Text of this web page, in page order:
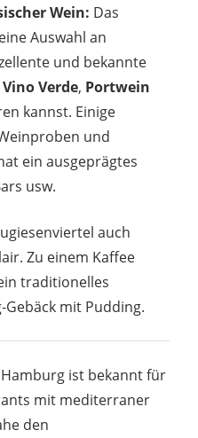
Wein: Das
Auswahl an
und bekannte
Vino Verde, Portwein
kannst. Einige
und
ein ausgeprägtes
usw.
auch
Zu einem Kaffee
traditionelles
mit Pudding.
ist bekannt für
mit mediterraner
den